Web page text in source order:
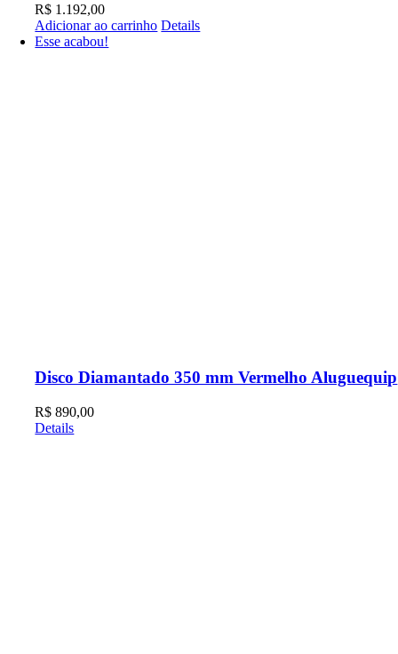
R$ 1.192,00
Adicionar ao carrinho Details
Esse acabou!
Disco Diamantado 350 mm Vermelho Aluguequip
R$ 890,00
Details